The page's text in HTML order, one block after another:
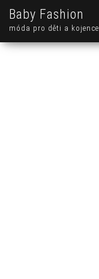
Baby Fashion
móda pro děti a kojence